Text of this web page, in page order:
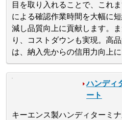
目を取り入れることで、これ
による確認作業時間を大幅に
減し品質向上に貢献します。
り、コストダウンも実現。高
は、納入先からの信用力向上に
ハンディ
ート
キーエンス製ハンディターミ